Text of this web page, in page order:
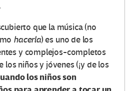
que la música (no
hacerla) es uno de los
y complejos-completos
los niños y jóvenes (¡y de los
los niños son